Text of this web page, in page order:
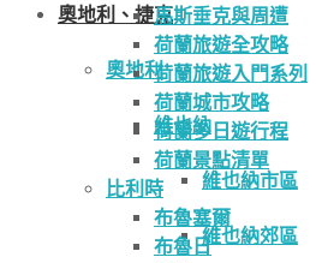
奧地利、捷克
奧地利
維也納
維也納市區
維也納郊區
馬斯垂克與周遭
荷蘭旅遊全攻略
荷蘭旅遊入門系列
荷蘭城市攻略
荷蘭多日遊行程
荷蘭景點清單
比利時
布魯塞爾
布魯日